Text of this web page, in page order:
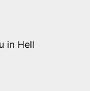
in Hell